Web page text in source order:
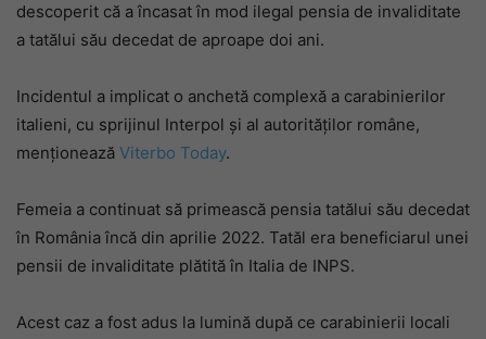
descoperit că a încasat în mod ilegal pensia de invaliditate
a tatălui său decedat de aproape doi ani.
Incidentul a implicat o anchetă complexă a carabinierilor
italieni, cu sprijinul Interpol și al autorităților române,
menționează Viterbo Today.
Femeia a continuat să primească pensia tatălui său decedat
în România încă din aprilie 2022. Tatăl era beneficiarul unei
pensii de invaliditate plătită în Italia de INPS.
Acest caz a fost adus la lumină după ce carabinierii locali